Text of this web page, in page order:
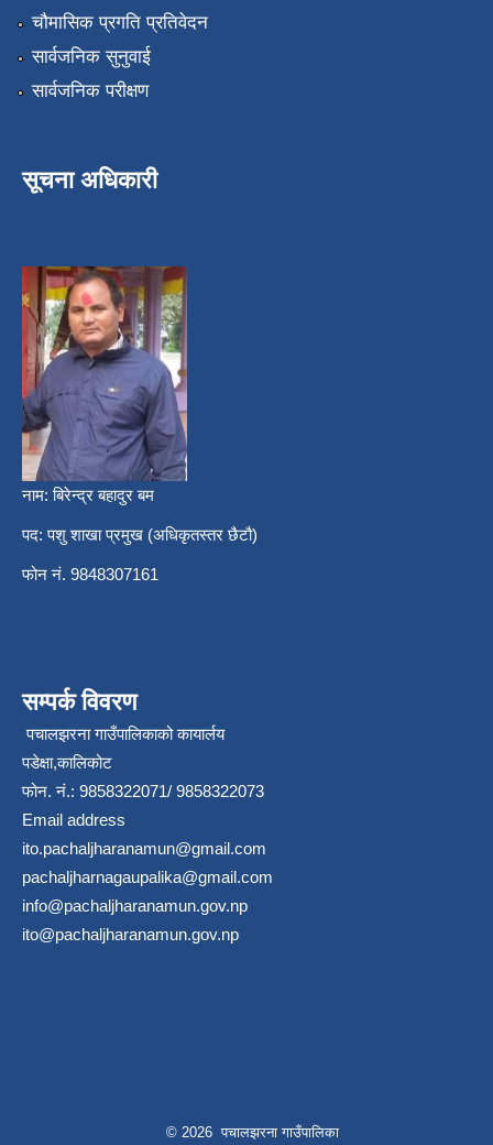
चौमासिक प्रगति प्रतिवेदन
सार्वजनिक सुनुवाई
सार्वजनिक परीक्षण
सूचना अधिकारी
नाम: बिरेन्द्र बहादुर बम
पद: पशु शाखा प्रमुख (अधिकृतस्तर छैटौ)
फोन नं. 9848307161
सम्पर्क विवरण
पचालझरना गाउँपालिकाको कायार्लय
पडेक्षा,कालिकोट
फोन. नं.: 9858322071/ 9858322073
Email address
ito.pachaljharanamun@gmail.com
pachaljharnagaupalika@gmail.com
info@pachaljharanamun.gov.np
ito@pachaljharanamun.gov.np
© 2026 पचालझरना गाउँपालिका